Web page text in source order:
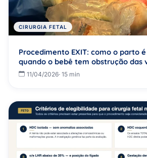
CIRURGIA FETAL
Procedimento EXIT: como o parto
quando o bebê tem obstrução das
11/04/2026· 15 min